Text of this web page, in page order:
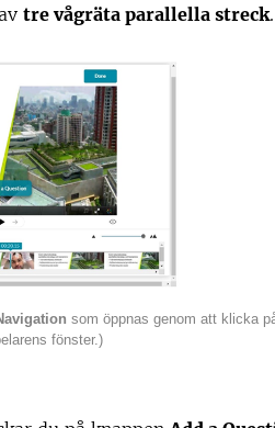
tre vågräta parallella streck.
som öppnas genom att klicka
fönster.)